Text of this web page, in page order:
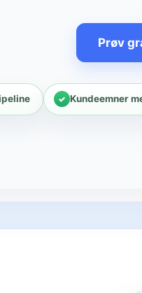
Prøv
Kundeemner